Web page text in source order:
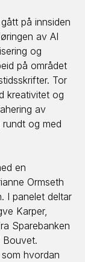
på innsiden
av AI
og
på området
Tor
kreativitet og
av
og med
en
Ormseth
I panelet deltar
Karper,
Sparebanken
Bouvet.
hvordan